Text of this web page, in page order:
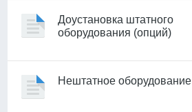
Доустановка штатного
оборудования (опций)
Нештатное оборудование